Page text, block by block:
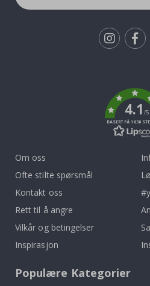
4.1/5
BASERT PÅ 1030
Om oss
Ofte stilte spørsmål
Kontakt oss
Rett til å angre
Vilkår og betingelser
Inspirasjon
Populære Kategorier